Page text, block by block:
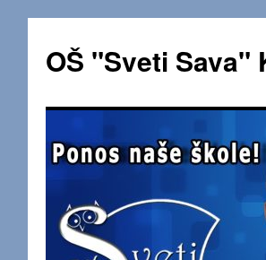
OŠ "Sveti Sava"